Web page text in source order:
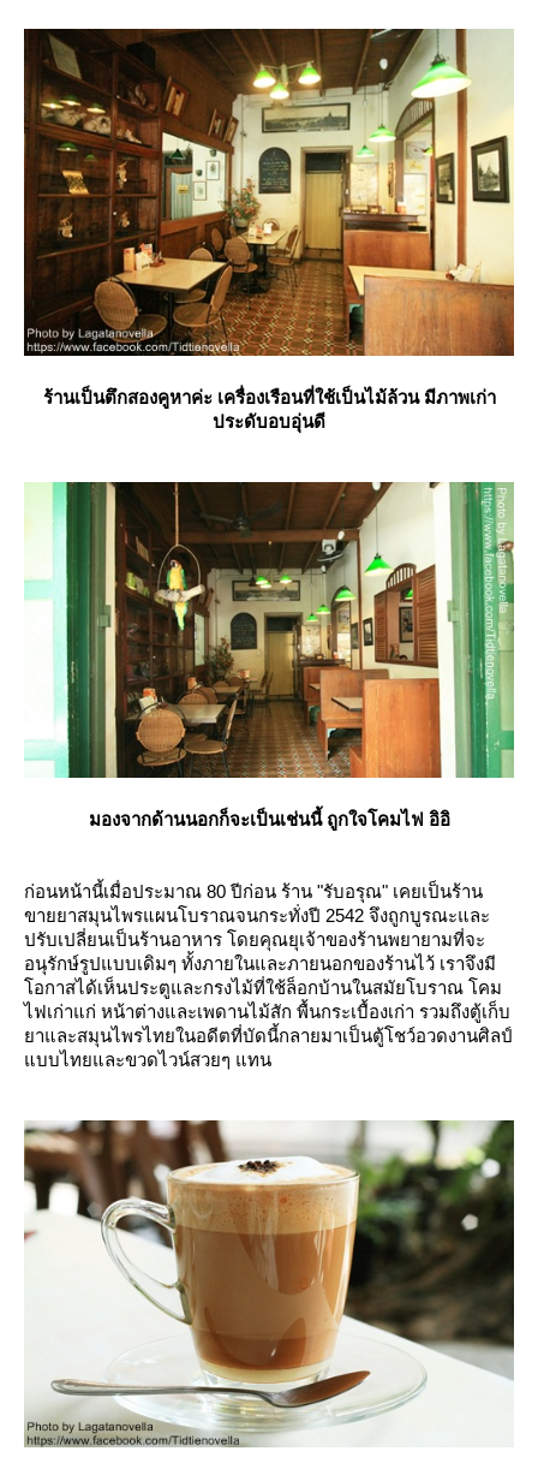
ร้านเป็นตึกสองคูหาค่ะ เครื่องเรือนที่ใช้เป็นไม้ล้วน มีภาพเก่า
ประดับอบอุ่นดี
มองจากด้านนอกก็จะเป็นเช่นนี้ ถูกใจโคมไฟ อิอิ
ก่อนหน้านี้เมื่อประมาณ 80 ปีก่อน ร้าน "รับอรุณ" เคยเป็นร้าน
ขายยาสมุนไพรแผนโบราณจนกระทั่งปี 2542 จึงถูกบูรณะและ
ปรับเปลี่ยนเป็นร้านอาหาร โดยคุณยุเจ้าของร้านพยายามที่จะ
อนุรักษ์รูปแบบเดิมๆ ทั้งภายในและภายนอกของร้านไว้ เราจึงมี
อกาสได้เห็นประตูและกรงไม้ที่ใช้ล็อกบ้านในสมัยโบราณ โคม
ไฟเก่าแก่ หน้าต่างและเพดานไม้สัก พื้นกระเบื้องเก่า รวมถึงตู้เก็บ
าและสมุนไพรไทยในอดีตที่บัดนี้กลายมาเป็นตู้โชว์อวดงานศิลป์
บบไทยและขวดไวน์สวยๆ แทน